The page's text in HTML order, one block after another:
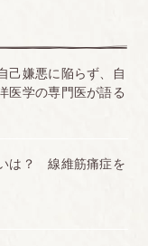
己嫌悪に陥らず、自
医学の専門医が語る
は？ 線維筋痛症を